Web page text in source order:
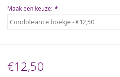
Maak een keuze: *
€12,50